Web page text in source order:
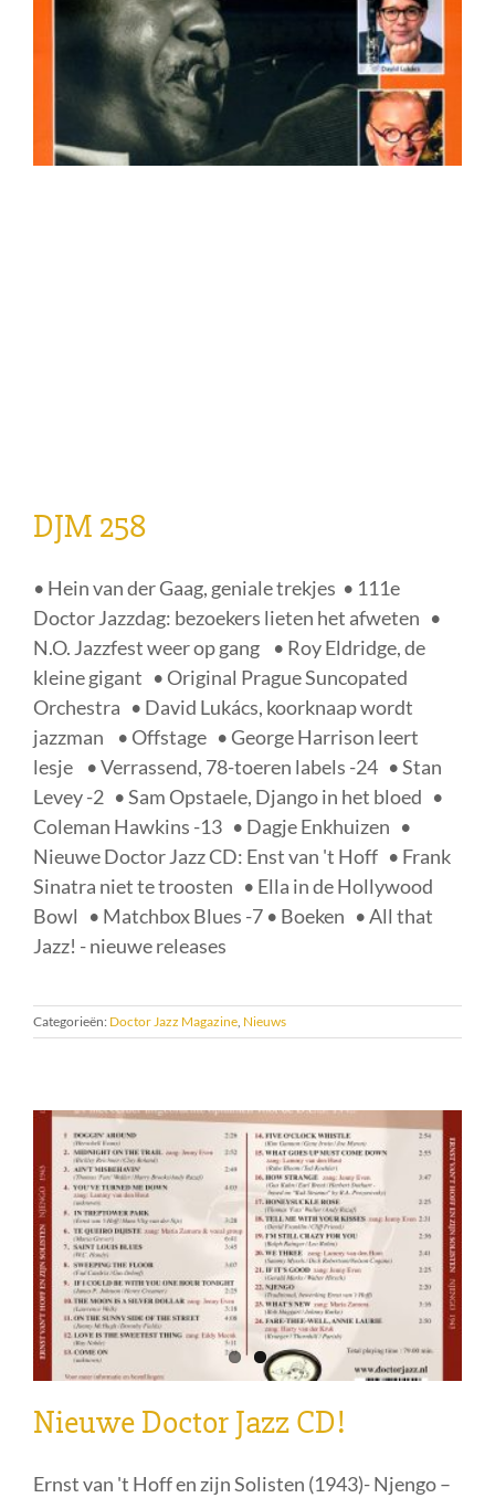
DJM 258
• Hein van der Gaag, geniale trekjes • 111e
Doctor Jazzdag: bezoekers lieten het afweten •
N.O. Jazzfest weer op gang • Roy Eldridge, de
kleine gigant • Original Prague Suncopated
Orchestra • David Lukács, koorknaap wordt
jazzman • Offstage • George Harrison leert
lesje • Verrassend, 78-toeren labels -24 • Stan
Levey -2 • Sam Opstaele, Django in het bloed •
Coleman Hawkins -13 • Dagje Enkhuizen •
Nieuwe Doctor Jazz CD: Enst van 't Hoff • Frank
Sinatra niet te troosten • Ella in de Hollywood
Bowl • Matchbox Blues -7 • Boeken • All that
Jazz! - nieuwe releases
Categorieën: Doctor Jazz Magazine, Nieuws
Nieuwe Doctor Jazz CD!
Ernst van 't Hoff en zijn Solisten (1943)- Njengo –